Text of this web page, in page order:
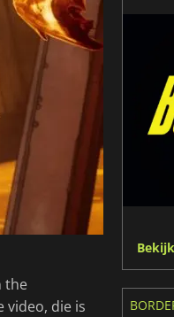
the
video, die is